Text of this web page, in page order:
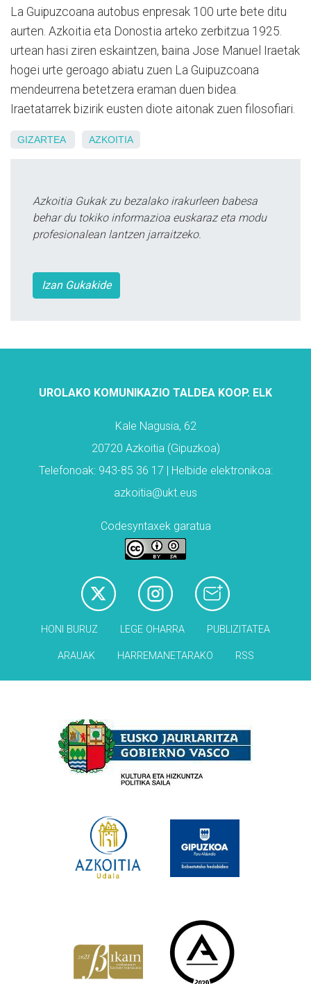
La Guipuzcoana autobus enpresak 100 urte bete ditu
aurten. Azkoitia eta Donostia arteko zerbitzua 1925.
urtean hasi ziren eskaintzen, baina Jose Manuel Iraetak
hogei urte geroago abiatu zuen La Guipuzcoana
mendeurrena betetzera eraman duen bidea.
Iraetatarrek bizirik eusten diote aitonak zuen filosofiari.
GIZARTEA AZKOITIA
Azkoitia Gukak zu bezalako irakurleen babesa
behar du tokiko informazioa euskaraz eta modu
profesionalean lantzen jarraitzeko.
Izan Gukakide
UROLAKO KOMUNIKAZIO TALDEA KOOP. ELK
Kale Nagusia, 62
20720 Azkoitia (Gipuzkoa)
Telefonoak: 943-85 36 17 | Helbide elektronikoa:
azkoitia@ukt.eus
Codesyntaxek garatua
HONI BURUZ LEGE OHARRA PUBLIZITATEA
ARAUAK HARREMANETARAKO RSS